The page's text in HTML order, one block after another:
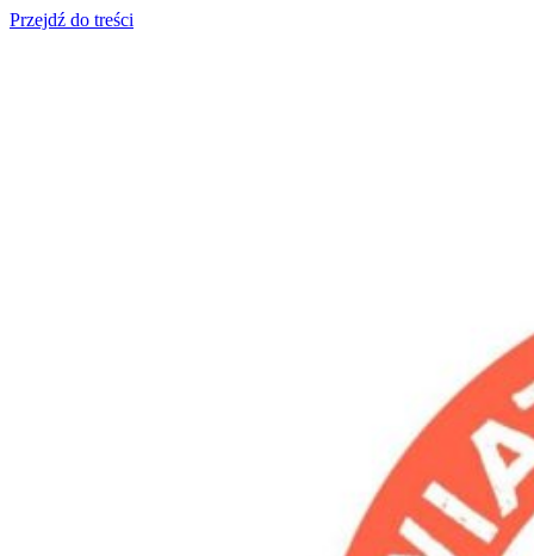
Przejdź do treści